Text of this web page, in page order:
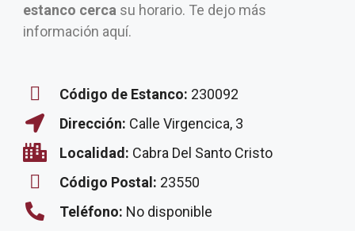
estanco cerca su horario. Te dejo más
información aquí.
Código de Estanco: 230092
Dirección: Calle Virgencica, 3
Localidad: Cabra Del Santo Cristo
Código Postal: 23550
Teléfono: No disponible